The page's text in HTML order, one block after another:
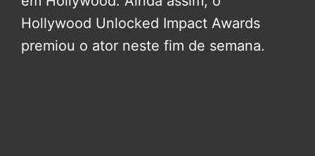
Hollywood Unlocked Impact Awards
premiou o ator neste fim de semana.